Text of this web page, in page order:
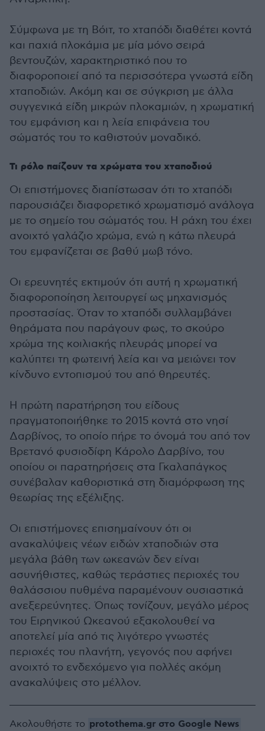
Σύμφωνα με τη Βόιτ, το χταπόδι διαθέτει κοντά
και παχιά πλοκάμια με μία μόνο σειρά
βεντουζών, χαρακτηριστικό που το
διαφοροποιεί από τα περισσότερα γνωστά είδη
χταποδιών. Ακόμη και σε σύγκριση με άλλα
συγγενικά είδη μικρών πλοκαμιών, η χρωματική
του εμφάνιση και η λεία επιφάνεια του
σώματός του το καθιστούν μοναδικό.
Τι ρόλο παίζουν τα χρώματα του χταποδιού
Οι επιστήμονες διαπίστωσαν ότι το χταπόδι
παρουσιάζει διαφορετικό χρωματισμό ανάλογα
με το σημείο του σώματός του. Η ράχη του έχει
ανοιχτό γαλάζιο χρώμα, ενώ η κάτω πλευρά
του εμφανίζεται σε βαθύ μωβ τόνο.
Οι ερευνητές εκτιμούν ότι αυτή η χρωματική
διαφοροποίηση λειτουργεί ως μηχανισμός
προστασίας. Όταν το χταπόδι συλλαμβάνει
θηράματα που παράγουν φως, το σκούρο
χρώμα της κοιλιακής πλευράς μπορεί να
καλύπτει τη φωτεινή λεία και να μειώνει τον
κίνδυνο εντοπισμού του από θηρευτές.
Η πρώτη παρατήρηση του είδους
πραγματοποιήθηκε το 2015 κοντά στο νησί
Δαρβίνος, το οποίο πήρε το όνομά του από τον
Βρετανό φυσιοδίφη Κάρολο Δαρβίνο, του
οποίου οι παρατηρήσεις στα Γκαλαπάγκος
συνέβαλαν καθοριστικά στη διαμόρφωση της
θεωρίας της εξέλιξης.
Οι επιστήμονες επισημαίνουν ότι οι
ανακαλύψεις νέων ειδών χταποδιών στα
μεγάλα βάθη των ωκεανών δεν είναι
ασυνήθιστες, καθώς τεράστιες περιοχές του
θαλάσσιου πυθμένα παραμένουν ουσιαστικά
ανεξερεύνητες. Όπως τονίζουν, μεγάλο μέρος
του Ειρηνικού Ωκεανού εξακολουθεί να
αποτελεί μία από τις λιγότερο γνωστές
περιοχές του πλανήτη, γεγονός που αφήνει
ανοιχτό το ενδεχόμενο για πολλές ακόμη
ανακαλύψεις στο μέλλον.
Ακολουθήστε το protothema.gr στο Google News